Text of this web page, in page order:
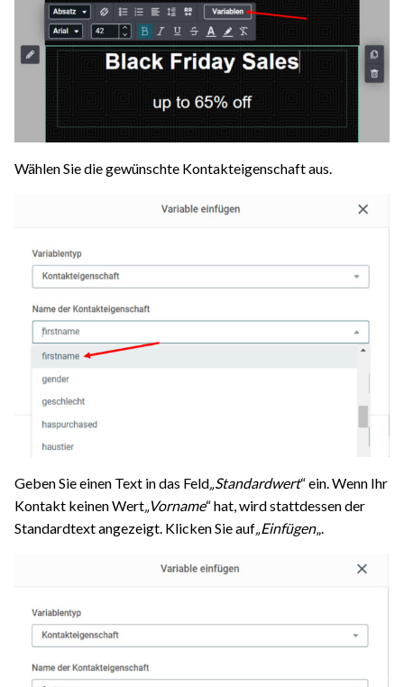
Wählen Sie die gewünschte Kontakteigenschaft aus.
Geben Sie einen Text in das Feld „Standardwert“ ein. Wenn Ihr
Kontakt keinen Wert „Vorname“ hat, wird stattdessen der
Standardtext angezeigt. Klicken Sie auf „Einfügen„.